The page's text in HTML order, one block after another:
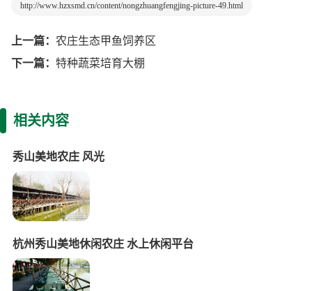
http://www.hzxsmd.cn/content/nongzhuangfengjing-picture-49.html
上一篇： 农庄生态甲鱼饲养区
下一篇： 特种蔬菜培育大棚
相关内容
秀山美地农庄 风光
杭州秀山美地休闲农庄 水上休闲平台